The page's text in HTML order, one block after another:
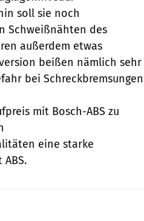
soll sie noch
Schweißnähten des
außerdem etwas
beißen nämlich sehr
bei Schreckbremsungen
mit Bosch-ABS zu
eine starke